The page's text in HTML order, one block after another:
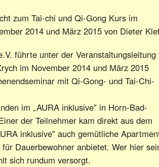
zum Tai-chi und Qi-Gong Kurs im
2014 und März 2015 von Dieter
führte unter der Veranstaltungsleitung
im November 2014 und März 2015
mit Qi-Gong- und Tai-Chi-
im „AURA inklusive" in Horn-Bad-
der Teilnehmer kam direkt aus dem
inklusive" auch gemütliche
für Dauerbewohner anbietet. Wer hier
sich rundum versorgt.